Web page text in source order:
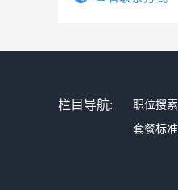
栏目导航: 职位搜索
套餐标准